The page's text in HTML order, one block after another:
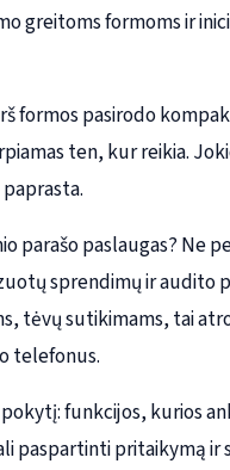
greitoms formoms ir
formos pasirodo
ten, kur reikia.
parašo paslaugas? Ne
sprendimų ir audito
tėvų sutikimams, tai
telefonus.
funkcijos, kurios
paspartinti pritaikymą